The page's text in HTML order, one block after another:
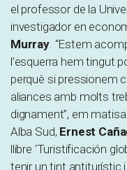
el professor de la
investigador en
Murray. “Estem
l’esquerra hem tingut
perquè si pressionem
aliances amb molts
dignament”, em
Alba Sud, Ernest
llibre ‘Turistificación
tenir un tint antiturístic